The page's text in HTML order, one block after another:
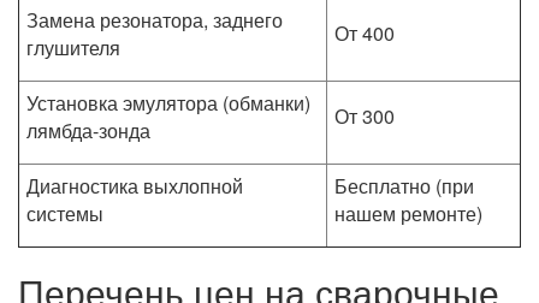
Замена резонатора, заднего
глушителя
От 400
Установка эмулятора (обманки)
лямбда-зонда
От 300
Диагностика выхлопной
системы
Бесплатно (при
нашем ремонте)
Перечень цен на сварочные